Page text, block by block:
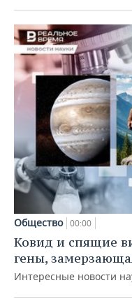
Общество 00:00
Ковид и спящие
гены,
Интересные новости